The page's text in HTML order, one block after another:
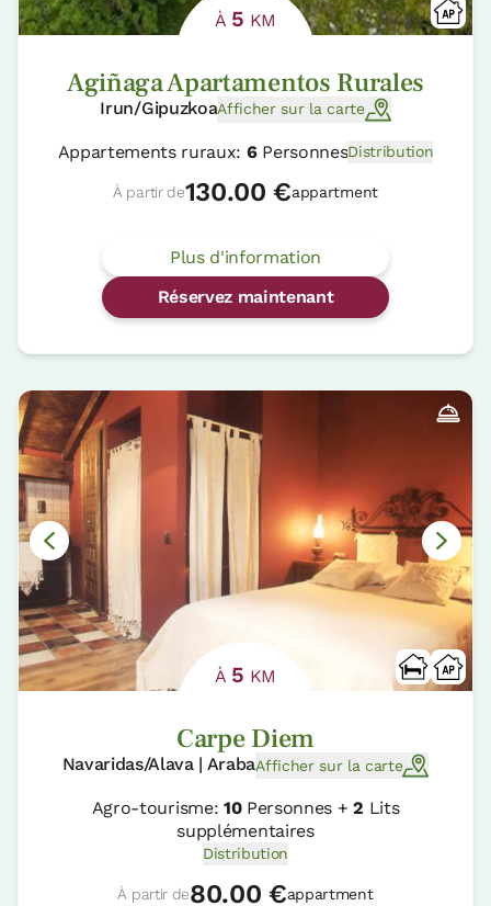
À 5 KM
Agiñaga Apartamentos Rurales
Irun/GipuzkoaAfficher sur la carte
Appartements ruraux: 6PersonnesDistribution
À partir de130.00 €appartment
Plus d'information
Réservez maintenant
À 5 KM
Carpe Diem
Navaridas/Alava | ArabaAfficher sur la carte
Agro-tourisme: 10Personnes +2 Lits
supplémentaires
Distribution
À partir de80.00 €appartment